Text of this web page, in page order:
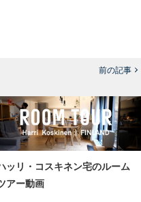
前の記事
ッリ・コスキネン宅のルーム
アー動画